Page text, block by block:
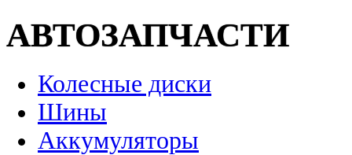
АВТОЗАПЧАСТИ
Колесные диски
Шины
Аккумуляторы